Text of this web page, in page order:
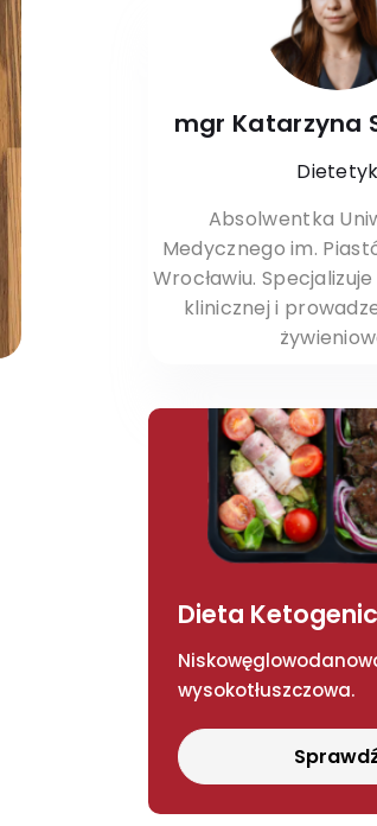
mgr Katarzyna
Dietetyk
Absolwentka
Medycznego im.
Wrocławiu.
klinicznej i
Dieta
wysokotłuszczowa.